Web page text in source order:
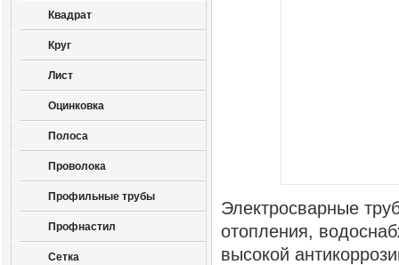
Квадрат
Круг
Лист
Оцинковка
Полоса
Проволока
Профильные трубы
Профнастил
Сетка
Электросварные
отопления,
высокой